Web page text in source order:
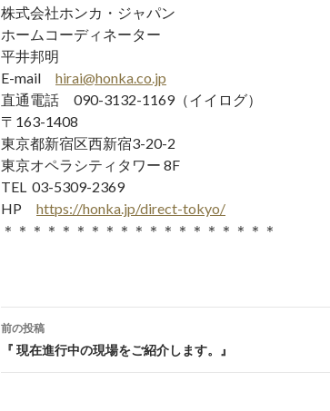
株式会社ホンカ・ジャパン
ホームコーディネーター
平井邦明
E-mail hirai@honka.co.jp
直通電話 090-3132-1169（イイログ）
〒163-1408
東京都新宿区西新宿3-20-2
東京オペラシティタワー 8F
TEL 03-5309-2369
HP https://honka.jp/direct-tokyo/
＊＊＊＊＊＊＊＊＊＊＊＊＊＊＊＊＊＊＊
投稿ナビゲーション
前の投稿
『 現在進行中の現場をご紹介します。』